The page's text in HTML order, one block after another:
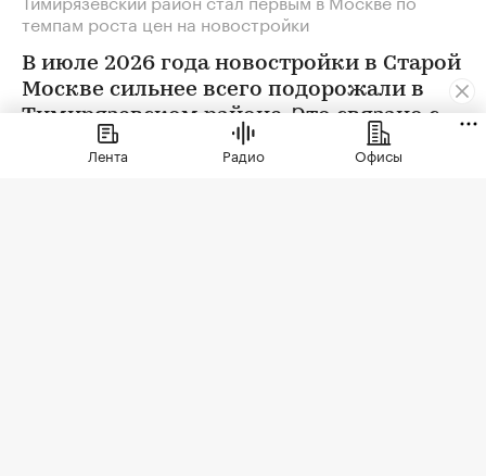
темпам роста цен на новостройки
В июле 2026 года новостройки в Старой
Москве сильнее всего подорожали в
Тимирязевском районе. Это связано с
появлением в экспозиции нового
проекта бизнес-класса
Лента Радио Офисы